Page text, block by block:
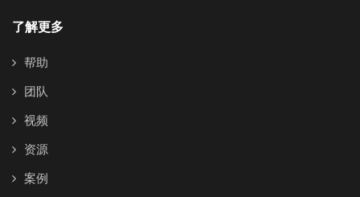
了解更多
帮助
团队
视频
资源
案例